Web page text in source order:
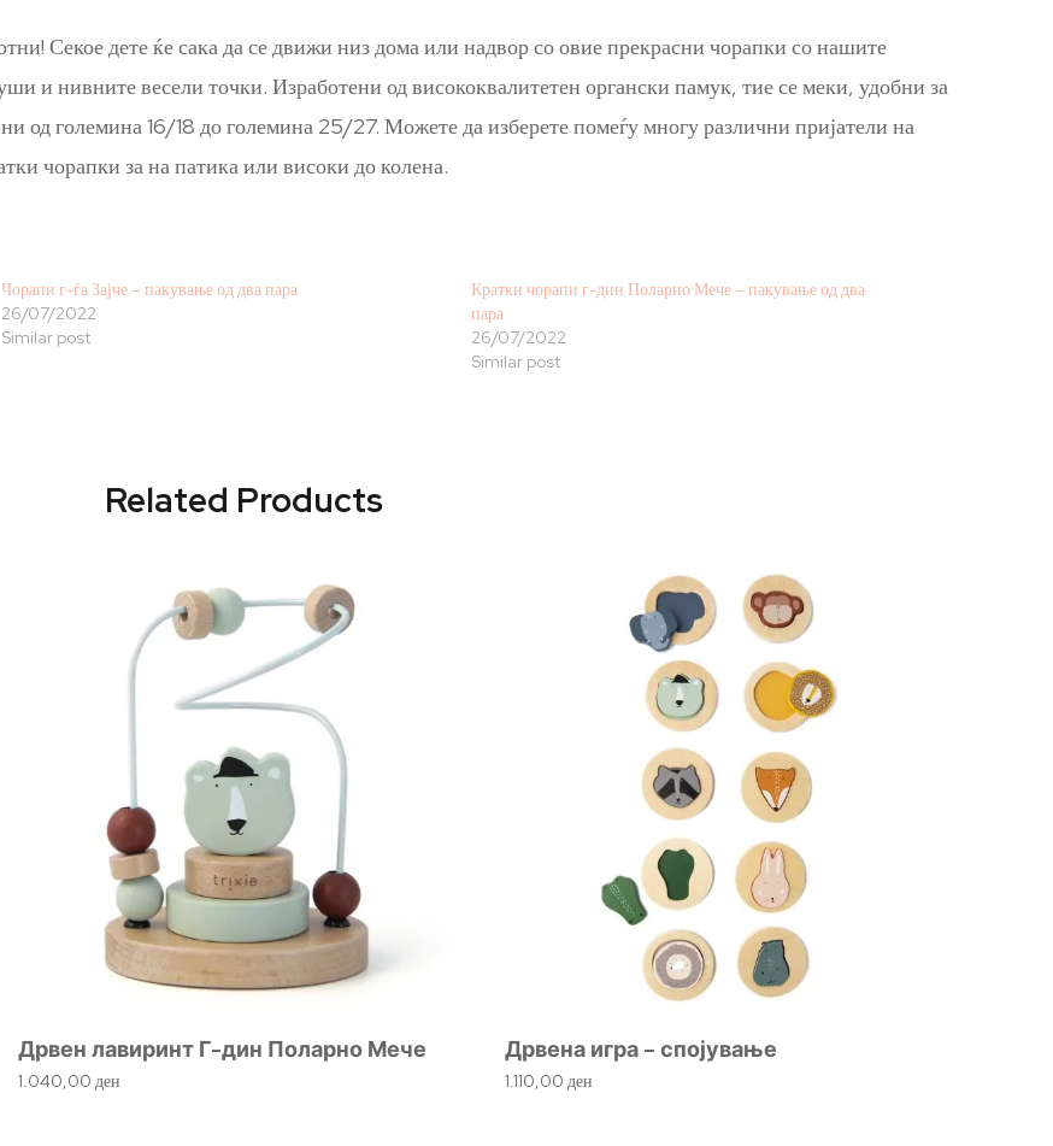
Секое дете ќе сака да се движи низ дома или надвор со овие прекрасни чорапки со нашите
и нивните весели точки. Изработени од висококвалитетен органски памук, тие се меки, удобни за
од големина 16/18 до големина 25/27. Можете да изберете помеѓу многу различни пријатели на
чорапки за на патика или високи до колена.
Чорапи г-ѓа Зајче – пакување од два пара
26/07/2022
Similar post
Кратки чорапи г-дин Поларно Мече – пакување од два
пара
26/07/2022
Similar post
Related Products
Дрвен лавиринт Г-дин Поларно Мече
1.040,00ден
Дрвена игра – спојување
1.110,00 ден